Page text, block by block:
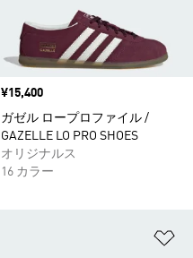
価格
¥15,400
ガゼル ロープロファイル /
GAZELLE LO PRO SHOES
オリジナルス
16 カラー